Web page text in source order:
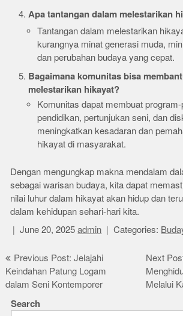
Apa tantangan dalam melestarikan
Tantangan dalam melestarikan
kurangnya minat generasi muda,
dan perubahan budaya yang cepat.
Bagaimana komunitas bisa
melestarikan hikayat?
Komunitas dapat membuat
pendidikan, pertunjukan seni, dan
meningkatkan kesadaran dan
hikayat di masyarakat.
Dengan mengungkap makna mendalam
sebagai warisan budaya, kita dapat
nilai luhur dalam hikayat akan hidup dan
dalam kehidupan sehari-hari kita.
June 20, 2025 admin Categories:
Post
navigation
Previous Post: Jelajahi
Keindahan Patung Logam
dalam Seni Kontemporer
Next
Melalui
Search